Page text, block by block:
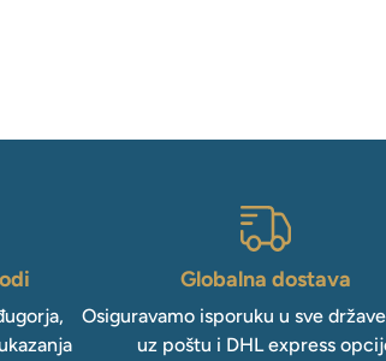
Globalna dostava
Osiguravamo isporuku u sve
uz poštu i DHL express